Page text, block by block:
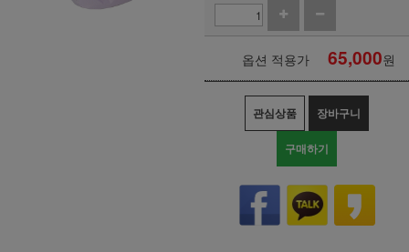
옵션 적용가 65,000원
관심상품 장바구니
구매하기